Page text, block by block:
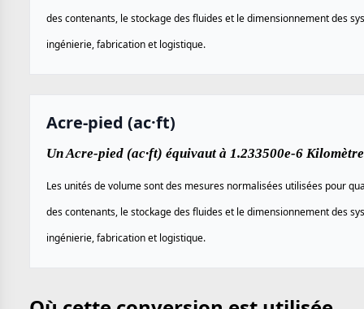
des contenants, le stockage des fluides et le dimensionnement des
ingénierie, fabrication et logistique.
Acre-pied (ac·ft)
Un Acre-pied (ac·ft) équivaut à 1.233500e-6
Les unités de volume sont des mesures normalisées utilisées pour
des contenants, le stockage des fluides et le dimensionnement des
ingénierie, fabrication et logistique.